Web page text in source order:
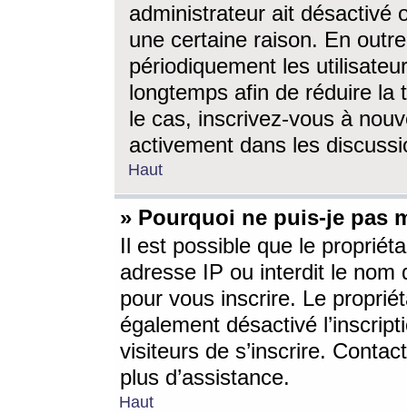
administrateur ait désactivé
une certaine raison. En
périodiquement les
longtemps afin de réduire la
le cas, inscrivez-vous à
activement dans les
Haut
» Pourquoi ne puis-je pas
Il est possible que le
adresse IP ou interdit le nom
pour vous inscrire. Le
également désactivé
visiteurs de s’inscrire.
plus d’assistance.
Haut